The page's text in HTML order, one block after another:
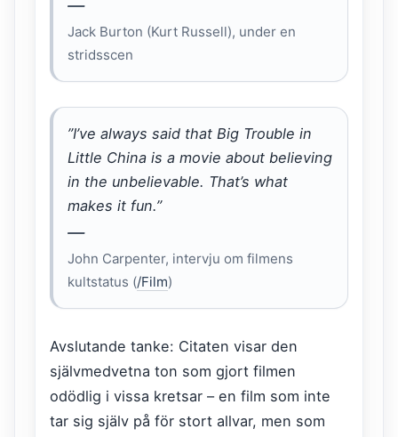
—
Jack Burton (Kurt Russell), under en
stridsscen
”I’ve always said that Big Trouble in
Little China is a movie about believing
in the unbelievable. That’s what
makes it fun.”
—
John Carpenter, intervju om filmens
kultstatus (/Film)
Avslutande tanke: Citaten visar den
självmedvetna ton som gjort filmen
odödlig i vissa kretsar – en film som inte
tar sig själv på för stort allvar, men som